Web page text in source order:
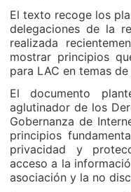
El texto recoge los
delegaciones de la
realizada
mostrar principios
para LAC en temas
El documento
aglutinador de los
Gobernanza de
principios
privacidad y
acceso a la
asociación y la no